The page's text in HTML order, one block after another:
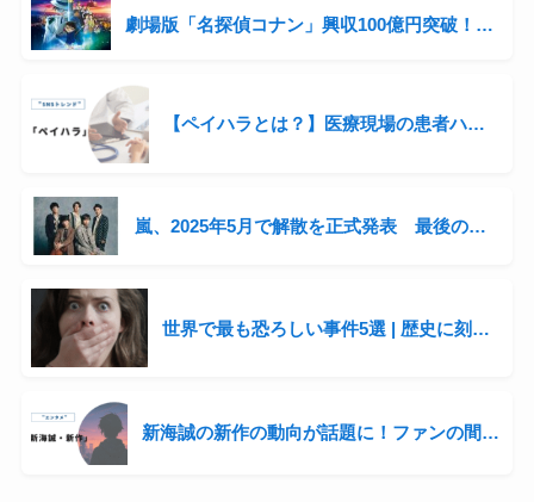
劇場版「名探偵コナン」興収100億円突破！シリーズ3年連続の快挙と青山剛昌の収入事情に迫る
【ペイハラとは？】医療現場の患者ハラスメントが話題に
嵐、2025年5月で解散を正式発表 最後の全国ツアー開催へ「感謝を直接伝えたい」
世界で最も恐ろしい事件5選 | 歴史に刻まれた衝撃の出来事
新海誠の新作の動向が話題に！ファンの間では“次回作”をにおわせる声も…